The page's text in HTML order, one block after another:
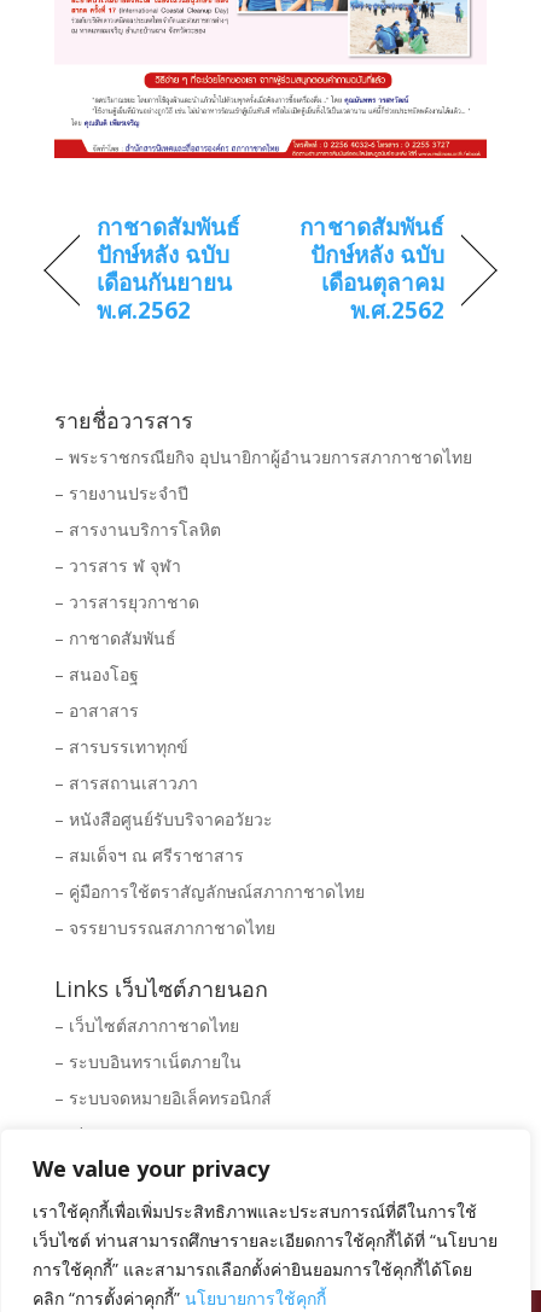
We value your privacy
เราใช้คุกกี้เพื่อเพิ่มประสิทธิภาพและประสบการณ์ที่ดีในการใช้
เว็บไซต์ ท่านสามารถศึกษารายละเอียดการใช้คุกกี้ได้ที่ “นโยบาย
การใช้คุกกี้” และสามารถเลือกตั้งค่ายินยอมการใช้คุกกี้ได้โดย
คลิก “การตั้งค่าคุกกี้” นโยบายการใช้คุกกี้
กาชาดสัมพันธ์
ปักษ์หลัง ฉบับ
เดือนกันยายน
พ.ศ.2562
กาชาดสัมพันธ์
ปักษ์หลัง ฉบับ
เดือนตุลาคม
พ.ศ.2562
รายชื่อวารสาร
– พระราชกรณียกิจ อุปนายิกาผู้อำนวยการสภากาชาดไทย
– รายงานประจำปี
– สารงานบริการโลหิต
– วารสาร ฬ จุฬา
– วารสารยุวกาชาด
– กาชาดสัมพันธ์
– สนองโอฐ
– อาสาสาร
– สารบรรเทาทุกข์
– สารสถานเสาวภา
– หนังสือศูนย์รับบริจาคอวัยวะ
– สมเด็จฯ ณ ศรีราชาสาร
– คู่มือการใช้ตราสัญลักษณ์สภากาชาดไทย
– จรรยาบรรณสภากาชาดไทย
Links เว็บไซต์ภายนอก
– เว็บไซต์สภากาชาดไทย
– ระบบอินทราเน็ตภายใน
– ระบบจดหมายอิเล็คทรอนิกส์
– Clipping News
– ระบบจัดซื้อ – จัดจ้างสภากาชาดไทย
– พิพิธภัณฑ์สภากาชาดไทย